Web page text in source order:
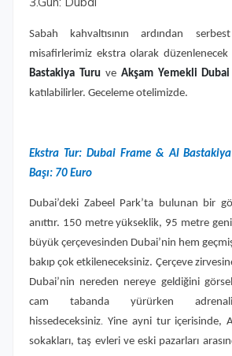
Sabah kahvaltısının ardından
misafirlerimiz ekstra olarak düzenlenecek
Bastakiya Turuve Akşam Yemekli
katılabilirler. Geceleme otelimizde.
Ekstra Tur: Dubai Frame & Al
Başı: 70 Euro
Dubai’deki Zabeel Park’ta bulunan bir
anıttır. 150 metre yükseklik, 95 metre
büyük çerçevesinden Dubai’nin hem
bakıp çok etkileneceksiniz. Çerçeve zirvesine
Dubai’nin nereden nereye geldiğini
cam tabanda yürürken
hissedeceksiniz. Yine ayni tur içerisinde,
sokakları, taş evleri ve eski pazarları